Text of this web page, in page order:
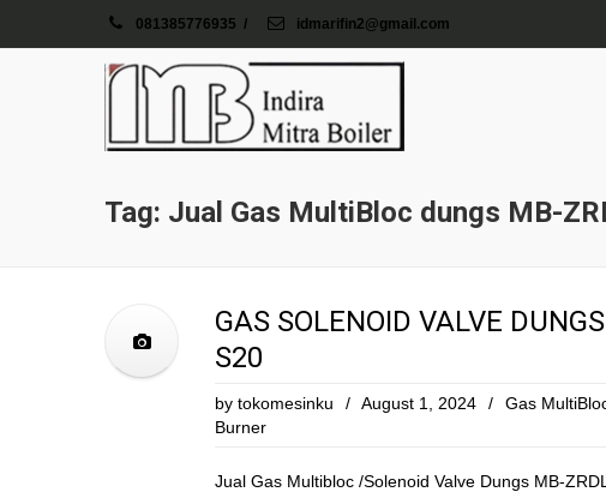
081385776935 / idmarifin2@gmail.com
Tag: Jual Gas MultiBloc dungs MB-
GAS SOLENOID VALVE
S20
by tokomesinku / August 1, 2024 /
Gas
Burner
Jual Gas Multibloc /Solenoid Valve Dungs MB-